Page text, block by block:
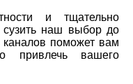
и тщательно
наш выбор до
каналов поможет вам
привлечь вашего